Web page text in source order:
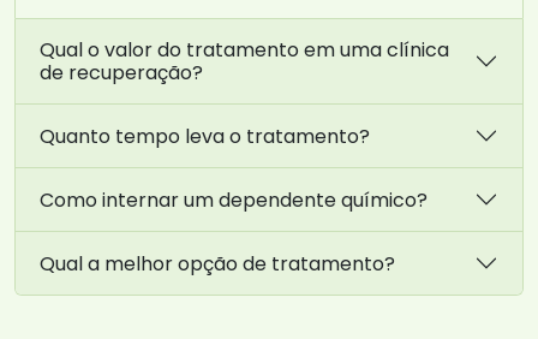
Qual o valor do tratamento em uma clínica
de recuperação?
Quanto tempo leva o tratamento?
Como internar um dependente químico?
Qual a melhor opção de tratamento?